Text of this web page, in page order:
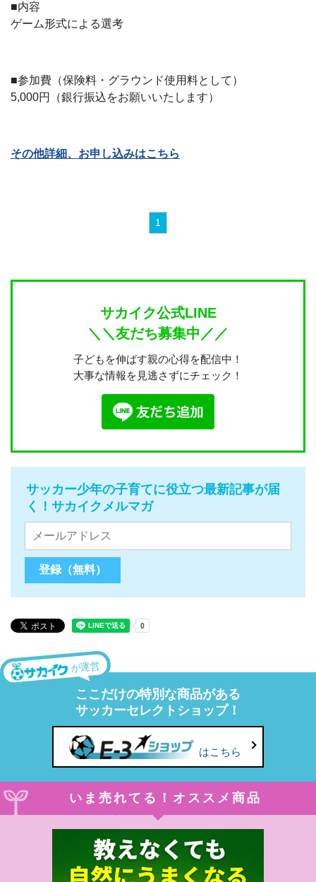
■内容
ゲーム形式による選考
■参加費（保険料・グラウンド使用料として）
5,000円（銀行振込をお願いいたします）
その他詳細、お申し込みはこちら
1
サカイク公式LINE
＼＼友だち募集中／／
子どもを伸ばす親の心得を配信中！
大事な情報を見逃さずにチェック！
サッカー少年の子育てに役立つ最新記事が届
く！サカイクメルマガ
が運営
ここだけの特別な商品がある
サッカーセレクトショップ！
はこちら
いま売れてる！オススメ商品